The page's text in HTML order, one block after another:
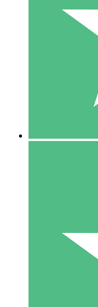
Betala per